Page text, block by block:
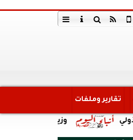
تقارير وملفات
وزير العمل يتابع حادث